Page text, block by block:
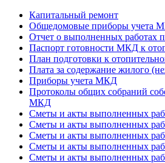
Капитальный ремонт
Общедомовые приборы учета
Отчет о выполненных работах
Паспорт готовности МКД к
План подготовки к
Плата за содержание жилого
Приборы учета МКД
Протоколы общих собраний
МКД
Сметы и акты выполненных
Сметы и акты выполненных
Сметы и акты выполненных
Сметы и акты выполненных
Сметы и акты выполненных